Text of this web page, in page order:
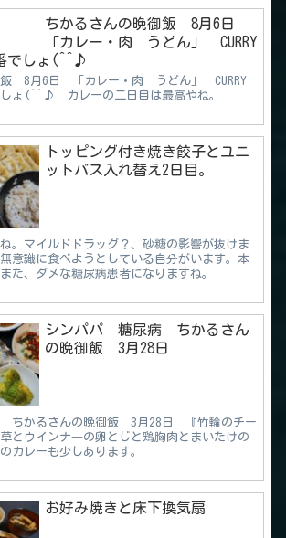
ちかるさんの晩御飯 8月6日
「カレー・肉 うどん」 CURRY
でしょ(^^♪
飯 8月6日 「カレー・肉 うどん」 CURRY
しょ(^^♪ カレーの二日目は最高やね。
トッピング付き焼き餃子とユニ
ットバス入れ替え2日目。
。マイルドドラッグ？、砂糖の影響が抜けま
意識に食べようとしている自分がいます。本
た、ダメな糖尿病患者になりますね。
シンパパ 糖尿病 ちかるさん
の晩御飯 3月28日
ちかるさんの晩御飯 3月28日 『竹輪のチー
とウインナ―の卵とじと鶏胸肉とまいたけの
カレーも少しあります。
お好み焼きと床下換気扇